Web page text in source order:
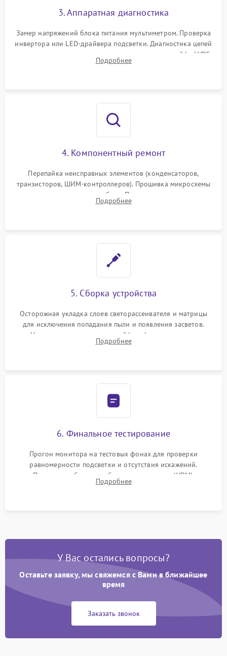
Поломка системы защиты
3. Аппаратная диагностика
Замер напряжений блока питания мультиметром. Проверка
инвертора или LED-драйвера подсветки. Диагностика цепей
питания скалера и тестирование сигналов на шлейфе LVDS
Подробнее
4. Компонентный ремонт
Перепайка неисправных элементов (конденсаторов,
транзисторов, ШИМ-контроллеров). Прошивка микросхемы
памяти при программных сбоях. При поломке подсветки —
разборка матрицы и замена выгоревших светодиодов.
Подробнее
5. Сборка устройства
Осторожная укладка слоев светорассеивателя и матрицы
для исключения попадания пыли и появления засветов.
Надежное подключение шлейфов, фиксация плат и
аккуратное защелкивание пластикового корпуса монитора.
Подробнее
6. Финальное тестирование
Прогон монитора на тестовых фонах для проверки
равномерности подсветки и отсутствия искажений.
Проверка работоспособности всех портов (HDMI,
DisplayPort, VGA) и кнопок управления под нагрузкой в
Подробнее
У Вас остались вопросы?
Оставьте заявку, мы свяжемся с Вами в ближайшее
время
Заказать звонок